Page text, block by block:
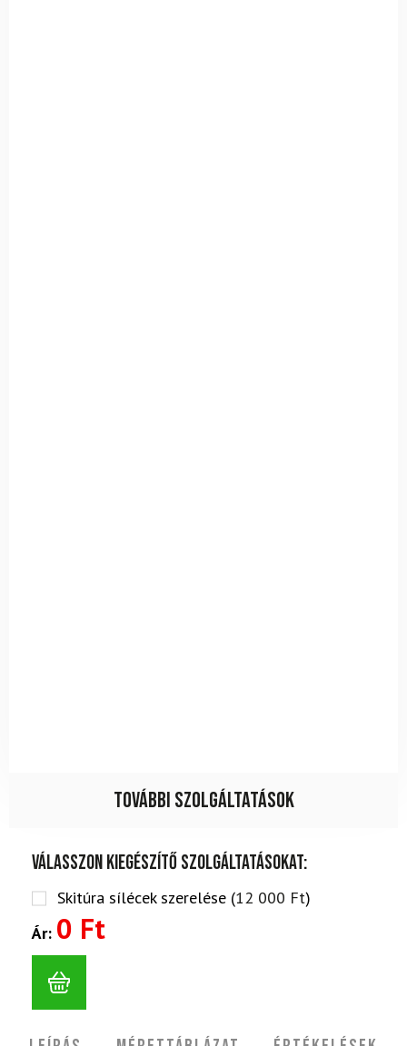
További szolgáltatások
Válasszon kiegészítő szolgáltatásokat:
Skitúra sílécek szerelése (12 000 Ft)
Ár: 0 Ft